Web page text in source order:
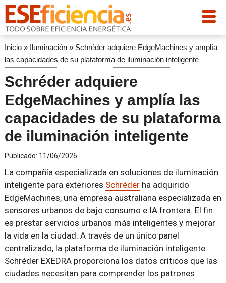
Inicio» Iluminación» Schréder adquiere EdgeMachines y amplía
las capacidades de su plataforma de iluminación inteligente
Schréder adquiere
EdgeMachines y amplía las
capacidades de su plataforma
de iluminación inteligente
Publicado: 11/06/2026
La compañía especializada en soluciones de iluminación
inteligente para exteriores Schréderha adquirido
EdgeMachines, una empresa australiana especializada en
sensores urbanos de bajo consumo e IA frontera. El fin
es prestar servicios urbanos más inteligentes y mejorar
la vida en la ciudad. A través de un único panel
centralizado, la plataforma de iluminación inteligente
Schréder EXEDRA proporciona los datos críticos que las
ciudades necesitan para comprender los patrones